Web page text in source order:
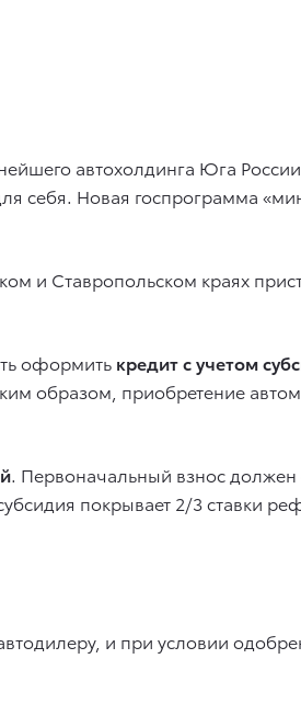
автохолдинга Юга
себя. Новая госпрограмма
и Ставропольском краях
оформить кредит c учетом
образом, приобретение
. Первоначальный взнос должен
субсидия покрывает 2/3 ставки
и при условии